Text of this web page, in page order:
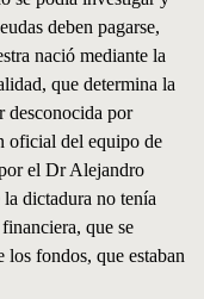
deben pagarse,
nació mediante la
que determina la
desconocida por
oficial del equipo de
el Dr Alejandro
dictadura no tenía
que se
los fondos, que estaban